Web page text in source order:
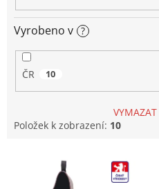
Vyrobeno v ?
ČR 10
VYMAZAT
Položek k zobrazení: 10